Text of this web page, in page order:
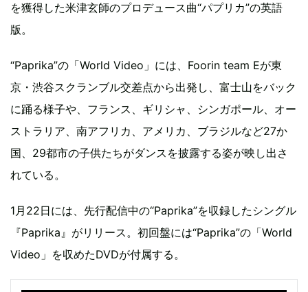
を獲得した米津玄師のプロデュース曲“パプリカ”の英語
版。
“Paprika”の「World Video」には、Foorin team Eが東
京・渋谷スクランブル交差点から出発し、富士山をバック
に踊る様子や、フランス、ギリシャ、シンガポール、オー
ストラリア、南アフリカ、アメリカ、ブラジルなど27か
国、29都市の子供たちがダンスを披露する姿が映し出さ
れている。
1月22日には、先行配信中の“Paprika”を収録したシングル
『Paprika』がリリース。初回盤には“Paprika”の「World
Video」を収めたDVDが付属する。